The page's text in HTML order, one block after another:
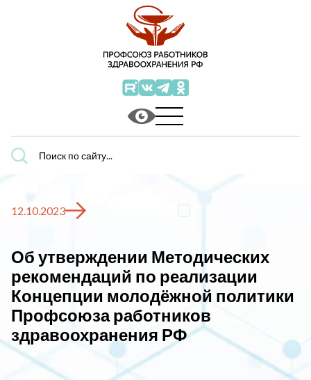
Поиск
по
12.10.2023
Об утверждении Методических
рекомендаций по реализации
Концепции молодёжной политики
Профсоюза работников
здравоохранения РФ